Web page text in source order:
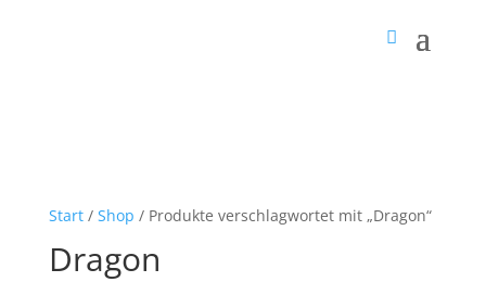
Start/ Shop / Produkte verschlagwortet mit „Dragon“
Dragon